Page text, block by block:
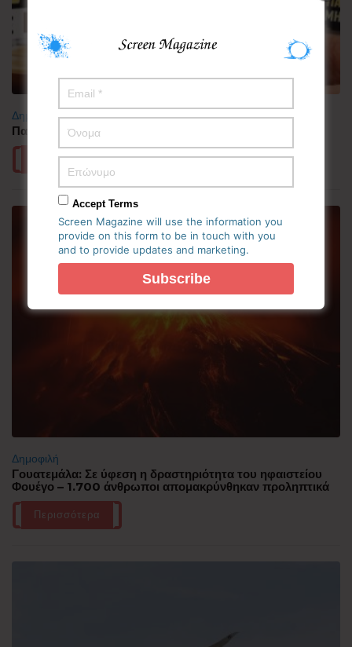
Δημοφιλή,Μαγειρική
Παγωτό βανίλια με espresso (Stelios Mixailidis)
Περισσότερα
Δημοφιλή
Γουατεμάλα: Σε ύφεση η δραστηριότητα του ηφαιστείου
Φουέγο – 1.700 άνθρωποι απομακρύνθηκαν προληπτικά
Περισσότερα
Accept Terms
Screen Magazine will use the information you
provide on this form to be in touch with you
and to provide updates and marketing.